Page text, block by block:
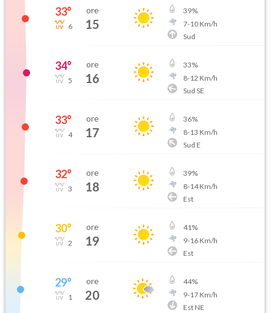
33°
6
ore
15
39%
7-10Km/h
Sud
34°
5
ore
16
33%
8-12 Km/h
Sud SE
33°
4
ore
17
36%
8-13 Km/h
Sud E
32°
3
ore
18
39%
8-14Km/h
Est
30°
2
ore
19
41%
9-16Km/h
Est
29°
1
ore
20
44%
9-17Km/h
Est NE